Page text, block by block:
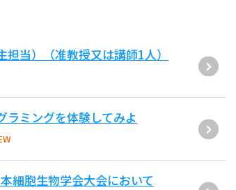
当）（准教授又は講師1人）
ラミングを体験してみよ
細胞生物学会大会において